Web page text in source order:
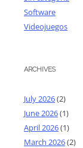
Software
Videojuegos
ARCHIVES
July 2026(2)
June 2026(1)
April 2026(1)
March 2026(2)